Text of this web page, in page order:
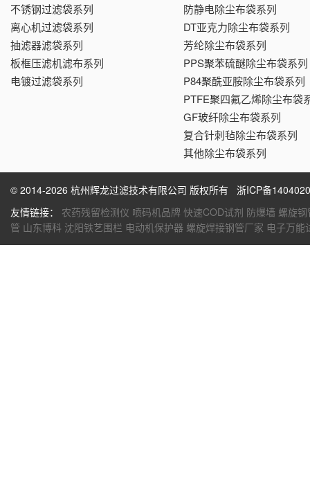
不锈钢过滤袋系列
离心机过滤袋系列
抽滤器滤袋系列
板框压滤机滤布系列
电镀过滤袋系列
防静电除尘布袋系列
DT亚克力除尘布袋系列
芳纶除尘布袋系列
PPS聚苯硫醚除尘布袋系列
P84聚酰亚胺除尘布袋系列
PTFE聚四氟乙烯除尘布袋
GF玻纤除尘布袋系列
复合针刺毡除尘布袋系列
其他除尘布袋系列
© 2014-2026 杭州辉龙过滤技术有限公司 版权所有 浙ICP备
友情链接： 农药残留检测仪 喷码机品牌 快速COD试剂 防爆墙 螺旋钢
管 山东博科 沈阳铁艺围栏 电动机保护器 螺旋焊接钢管厂家 电子万能